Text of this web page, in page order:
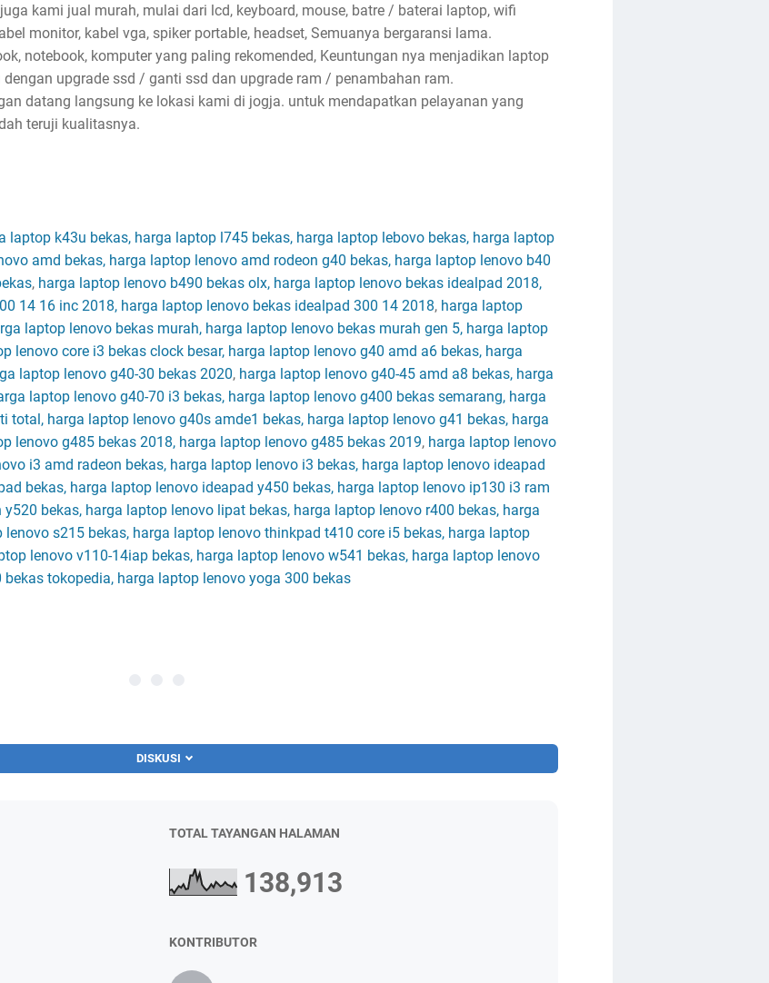
kami jual murah, mulai dari lcd, keyboard, mouse, batre / baterai laptop, wifi
monitor, kabel vga, spiker portable, headset, Semuanya bergaransi lama.
notebook, komputer yang paling rekomended, Keuntungan nya menjadikan laptop
upgrade ssd / ganti ssd dan upgrade ram / penambahan ram.
datang langsung ke lokasi kami di jogja. untuk mendapatkan pelayanan yang
teruji kualitasnya.
laptop k43u bekas, harga laptop l745 bekas, harga laptop lebovo bekas, harga laptop
amd bekas, harga laptop lenovo amd rodeon g40 bekas, harga laptop lenovo b40
, harga laptop lenovo b490 bekas olx, harga laptop lenovo bekas idealpad 2018,
14 16 inc 2018, harga laptop lenovo bekas idealpad 300 14 2018, harga laptop
laptop lenovo bekas murah, harga laptop lenovo bekas murah gen 5, harga laptop
lenovo core i3 bekas clock besar, harga laptop lenovo g40 amd a6 bekas, harga
laptop lenovo g40-30 bekas 2020, harga laptop lenovo g40-45 amd a8 bekas, harga
laptop lenovo g40-70 i3 bekas, harga laptop lenovo g400 bekas semarang, harga
total, harga laptop lenovo g40s amde1 bekas, harga laptop lenovo g41 bekas, harga
lenovo g485 bekas 2018, harga laptop lenovo g485 bekas 2019, harga laptop lenovo
i3 amd radeon bekas, harga laptop lenovo i3 bekas, harga laptop lenovo ideapad
bekas, harga laptop lenovo ideapad y450 bekas, harga laptop lenovo ip130 i3 ram
bekas, harga laptop lenovo lipat bekas, harga laptop lenovo r400 bekas, harga
lenovo s215 bekas, harga laptop lenovo thinkpad t410 core i5 bekas, harga laptop
lenovo v110-14iap bekas, harga laptop lenovo w541 bekas, harga laptop lenovo
tokopedia, harga laptop lenovo yoga 300 bekas
DISKUSI
TOTAL TAYANGAN HALAMAN
138,913
KONTRIBUTOR